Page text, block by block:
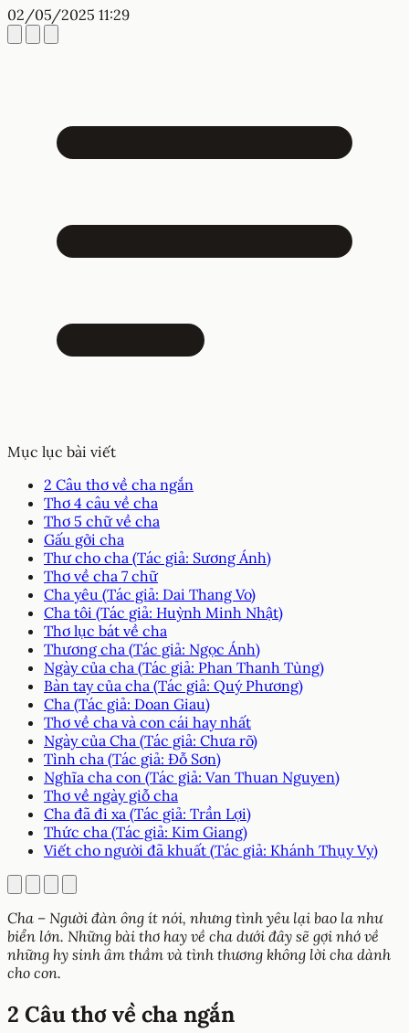
02/05/2025 11:29
Mục lục bài viết
2 Câu thơ về cha ngắn
Thơ 4 câu về cha
Thơ 5 chữ về cha
Gấu gởi cha
Thư cho cha (Tác giả: Sương Ánh)
Thơ về cha 7 chữ
Cha yêu (Tác giả: Dai Thang Vo)
Cha tôi (Tác giả: Huỳnh Minh Nhật)
Thơ lục bát về cha
Thương cha (Tác giả: Ngọc Ánh)
Ngày của cha (Tác giả: Phan Thanh Tùng)
Bàn tay của cha (Tác giả: Quý Phương)
Cha (Tác giả: Doan Giau)
Thơ về cha và con cái hay nhất
Ngày của Cha (Tác giả: Chưa rõ)
Tình cha (Tác giả: Đỗ Sơn)
Nghĩa cha con (Tác giả: Van Thuan Nguyen)
Thơ về ngày giỗ cha
Cha đã đi xa (Tác giả: Trần Lợi)
Thức cha (Tác giả: Kim Giang)
Viết cho người đã khuất (Tác giả: Khánh Thụy Vy)
Cha – Người đàn ông ít nói, nhưng tình yêu lại bao la như
biển lớn. Những bài thơ hay về cha dưới đây sẽ gợi nhớ về
những hy sinh âm thầm và tình thương không lời cha dành
cho con.
2 Câu thơ về cha ngắn